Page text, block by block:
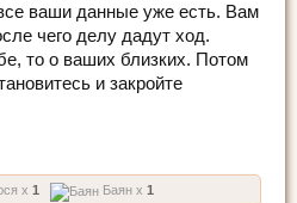
ваши данные уже есть. Вам
чего делу дадут ход.
то о ваших близких. Потом
и закройте
x 1 Баян x 1